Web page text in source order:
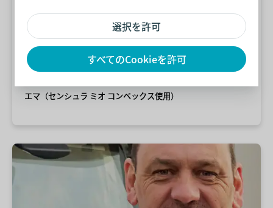
選択を許可
すべてのCookieを許可
られませんでした。今ではセンシ
ュラ ミオを信頼しているので自信
をもって仕事に行くことができま
す。
エマ（センシュラ ミオ コンベックス使用）